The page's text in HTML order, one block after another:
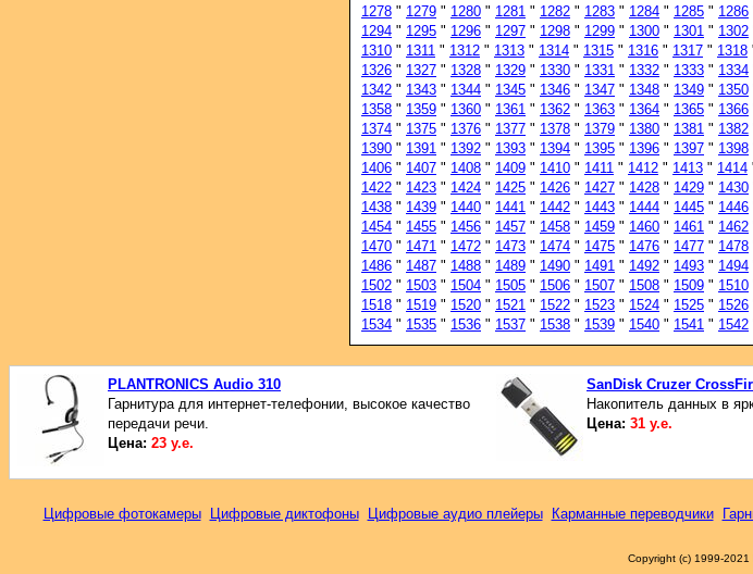
1278 " 1279 " 1280 " 1281 " 1282 " 1283 " 1284 " 1285 " 1286
1294 " 1295 " 1296 " 1297 " 1298 " 1299 " 1300 " 1301 " 1302
1310 " 1311 " 1312 " 1313 " 1314 " 1315 " 1316 " 1317 " 1318
1326 " 1327 " 1328 " 1329 " 1330 " 1331 " 1332 " 1333 " 1334
1342 " 1343 " 1344 " 1345 " 1346 " 1347 " 1348 " 1349 " 1350
1358 " 1359 " 1360 " 1361 " 1362 " 1363 " 1364 " 1365 " 1366
1374 " 1375 " 1376 " 1377 " 1378 " 1379 " 1380 " 1381 " 1382
1390 " 1391 " 1392 " 1393 " 1394 " 1395 " 1396 " 1397 " 1398
1406 " 1407 " 1408 " 1409 " 1410 " 1411 " 1412 " 1413 " 1414
1422 " 1423 " 1424 " 1425 " 1426 " 1427 " 1428 " 1429 " 1430
1438 " 1439 " 1440 " 1441 " 1442 " 1443 " 1444 " 1445 " 1446
1454 " 1455 " 1456 " 1457 " 1458 " 1459 " 1460 " 1461 " 1462
1470 " 1471 " 1472 " 1473 " 1474 " 1475 " 1476 " 1477 " 1478
1486 " 1487 " 1488 " 1489 " 1490 " 1491 " 1492 " 1493 " 1494
1502 " 1503 " 1504 " 1505 " 1506 " 1507 " 1508 " 1509 " 1510
1518 " 1519 " 1520 " 1521 " 1522 " 1523 " 1524 " 1525 " 1526
1534 " 1535 " 1536 " 1537 " 1538 " 1539 " 1540 " 1541 " 1542
PLANTRONICS Audio 310
Гарнитура для интернет-телефонии, высокое качество
передачи речи.
Цена: 23 у.е.
SanDisk Cruzer
Накопитель данных в
Цена: 31 у.е.
Цифровые фотокамеры Цифровые диктофоны Цифровые аудио плейеры Карманные переводчики
Copyright (c) 1999-2021